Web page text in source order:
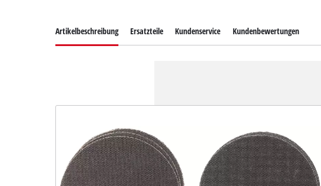
Artikelbeschreibung Ersatzteile Kundenservice Kundenbewertungen